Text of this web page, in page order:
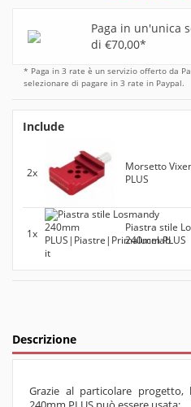
Paga in un'unica
di €70,00*
* Paga in 3 rate è un servizio offerto da
selezionare di pagare in 3 rate in Paypal.
Include
2x
Morsetto
PLUS
1x
Piastra stile
240mm PLUS
Descrizione
Grazie al particolare